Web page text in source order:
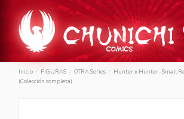
Inicio FIGURAS OTRA Series
Hunter x Hunter -Small
(Colección completa)